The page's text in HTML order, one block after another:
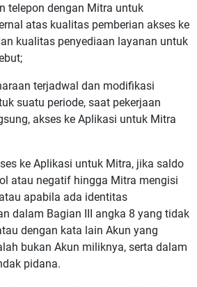
telepon dengan Mitra untuk
atas kualitas pemberian akses ke
kualitas penyediaan layanan untuk
terjadwal dan modifikasi
suatu periode, saat pekerjaan
akses ke Aplikasi untuk Mitra
ke Aplikasi untuk Mitra, jika saldo
atau negatif hingga Mitra mengisi
apabila ada identitas
dalam Bagian III angka 8 yang tidak
dengan kata lain Akun yang
bukan Akun miliknya, serta dalam
pidana.